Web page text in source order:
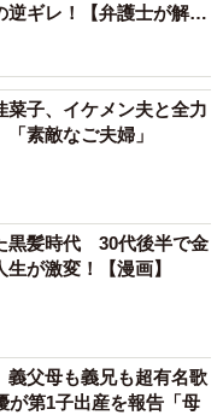
逆ギレ！【弁護士が解
菜子、イケメン夫と全力
素敵なご夫婦」
黒髪時代 30代後半で金
が激変！【漫画】
義父母も義兄も超有名歌
が第1子出産を報告「母